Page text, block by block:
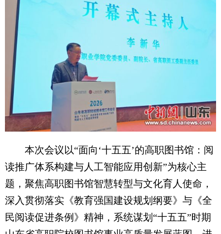
本次会议以“面向‘十五五’的高职图书馆：阅
读推广体系构建与人工智能应用创新”为核心主
题，聚焦高职图书馆智慧转型与文化育人使命，
深入贯彻落实《教育强国建设规划纲要》与《全
民阅读促进条例》精神，系统谋划“十五五”时期